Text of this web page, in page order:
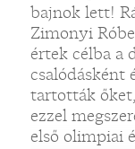
bajnok lett!
Zimonyi
értek célba a
csalódásként
tartották
ezzel
első olimpiai